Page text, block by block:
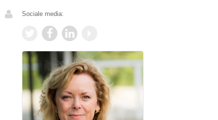
Sociale media: